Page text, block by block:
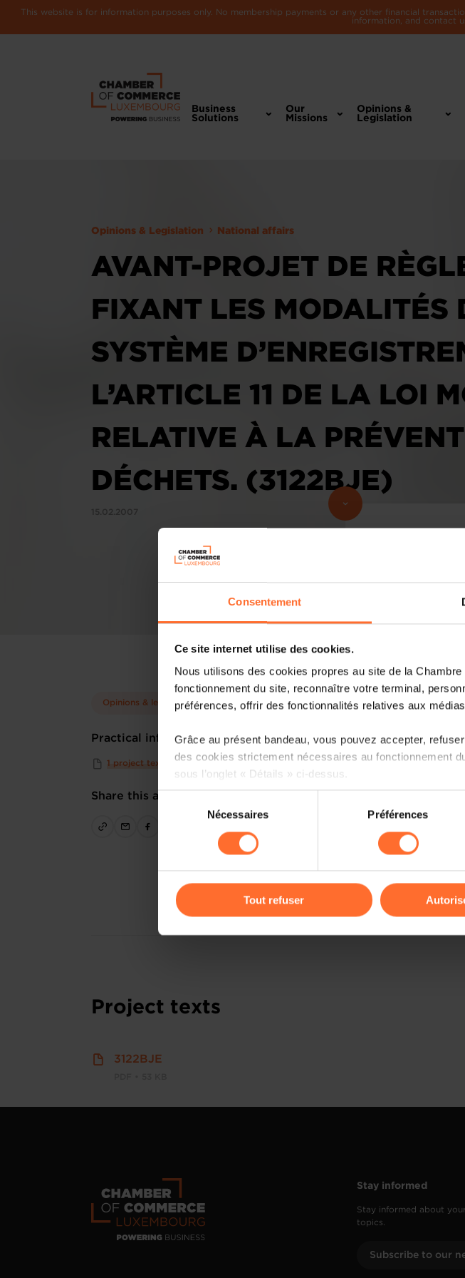
Consentement
Ce site internet utilise des cookies.
Nous utilisons des cookies propres au site de la
fonctionnement du site, reconnaître votre terminal,
préférences, offrir des fonctionnalités relatives aux
Grâce au présent bandeau, vous pouvez accepter,
des cookies strictement nécessaires au fonctionnement
sous l’onglet « Détails » ci-dessus.
Il est précisé que la navigation sur le site et certaines
cas de refus de tous les cookies ou des cookies non
gauche de chaque page.
Sélection
consentement
Nécessaires Préférences
Tout refuser
This website is for information purposes only. No membership payments or any other financial
information, and contact
Business
Solutions
Our
Missions
Opinions &
Legislation
Opinions & Legislation National affairs
AVANT-PROJET DE
FIXANT LES MODALITÉS
SYSTÈME
L’ARTICLE 11 DE LA LOI
RELATIVE À LA
DÉCHETS. (3122BJE)
Opinions & legislation
Practical info
1 project text
Share this article
Avant-
système
1994
Project texts
3122BJE
Stay informed
Stay informed about
topics.
Subscribe to our